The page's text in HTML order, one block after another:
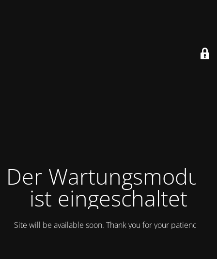
Der Wartungsmodus
ist eingeschaltet
Site will be available soon. Thank you for your patience!